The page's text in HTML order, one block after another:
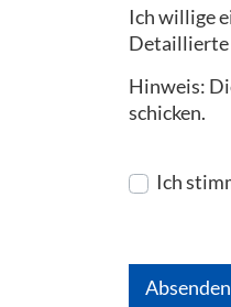
Ich willige
Detaillierte
Hinweis:
schicken.
Ich
Absenden